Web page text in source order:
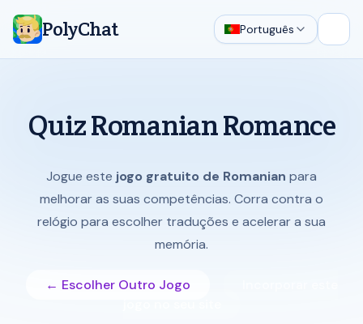
PolyChat Português
Quiz Romanian Romance
Jogue este jogo gratuito de Romanian para
melhorar as suas competências. Corra contra o
relógio para escolher traduções e acelerar a sua
memória.
← Escolher Outro Jogo